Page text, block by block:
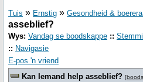
Tuis » Ernstig » Gesondheid &
asseblief?
Wys: Vandag se boodskappe ::
:: Navigasie
E-pos 'n vriend
Kan Iemand help asseblief? [